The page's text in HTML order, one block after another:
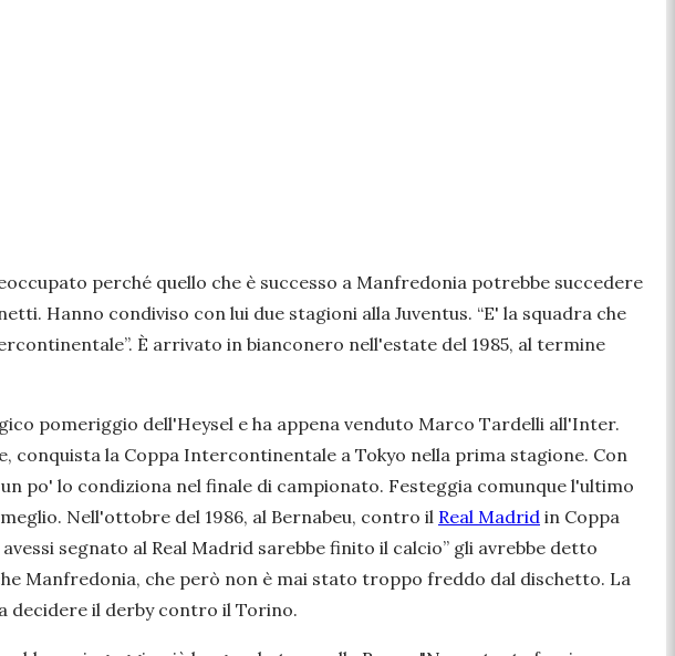
perché quello che è successo a Manfredonia potrebbe succedere
Hanno condiviso con lui due stagioni alla Juventus. “E' la squadra che
”. È arrivato in bianconero nell'estate del 1985, al termine
pomeriggio dell'Heysel e ha appena venduto Marco Tardelli all'Inter.
la Coppa Intercontinentale a Tokyo nella prima stagione. Con
po' lo condiziona nel finale di campionato. Festeggia comunque l'ultimo
Nell'ottobre del 1986, al Bernabeu, contro il Real Madrid in Coppa
avessi segnato al Real Madrid sarebbe finito il calcio” gli avrebbe detto
Manfredonia, che però non è mai stato troppo freddo dal dischetto. La
decidere il derby contro il Torino.